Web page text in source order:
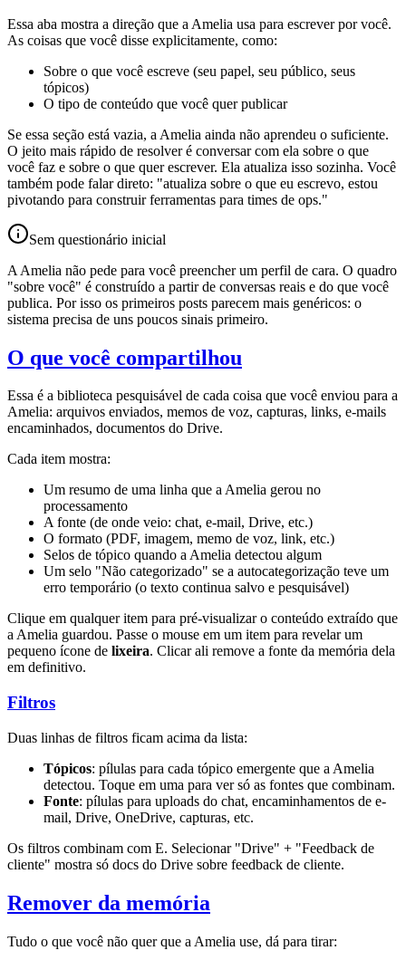
Essa aba mostra a direção que a Amelia usa para escrever por você.
As coisas que você disse explicitamente, como:
Sobre o que você escreve (seu papel, seu público, seus
tópicos)
O tipo de conteúdo que você quer publicar
Se essa seção está vazia, a Amelia ainda não aprendeu o suficiente.
O jeito mais rápido de resolver é conversar com ela sobre o que
você faz e sobre o que quer escrever. Ela atualiza isso sozinha. Você
também pode falar direto: "atualiza sobre o que eu escrevo, estou
pivotando para construir ferramentas para times de ops."
Sem questionário inicial
A Amelia não pede para você preencher um perfil de cara. O quadro
"sobre você" é construído a partir de conversas reais e do que você
publica. Por isso os primeiros posts parecem mais genéricos: o
sistema precisa de uns poucos sinais primeiro.
O que você compartilhou
Essa é a biblioteca pesquisável de cada coisa que você enviou para a
Amelia: arquivos enviados, memos de voz, capturas, links, e-mails
encaminhados, documentos do Drive.
Cada item mostra:
Um resumo de uma linha que a Amelia gerou no
processamento
A fonte (de onde veio: chat, e-mail, Drive, etc.)
O formato (PDF, imagem, memo de voz, link, etc.)
Selos de tópico quando a Amelia detectou algum
Um selo "Não categorizado" se a autocategorização teve um
erro temporário (o texto continua salvo e pesquisável)
Clique em qualquer item para pré-visualizar o conteúdo extraído que
a Amelia guardou. Passe o mouse em um item para revelar um
pequeno ícone de lixeira. Clicar ali remove a fonte da memória dela
em definitivo.
Filtros
Duas linhas de filtros ficam acima da lista:
Tópicos: pílulas para cada tópico emergente que a Amelia
detectou. Toque em uma para ver só as fontes que combinam.
Fonte: pílulas para uploads do chat, encaminhamentos de e-
mail, Drive, OneDrive, capturas, etc.
Os filtros combinam com E. Selecionar "Drive" + "Feedback de
cliente" mostra só docs do Drive sobre feedback de cliente.
Remover da memória
Tudo o que você não quer que a Amelia use, dá para tirar: